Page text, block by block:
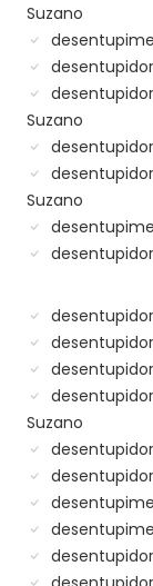
Suzano
Suzano
Suzano
Suzano